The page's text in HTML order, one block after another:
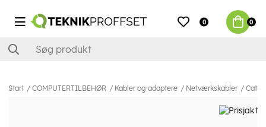
0 0
Start COMPUTERTILBEHØR Kabler og adaptere Netværkskabler Cat5e